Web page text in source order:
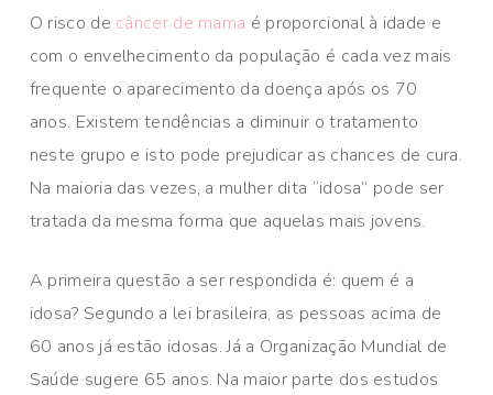
O risco de câncer de mama é proporcional à idade e
com o envelhecimento da população é cada vez mais
frequente o aparecimento da doença após os 70
anos. Existem tendências a diminuir o tratamento
neste grupo e isto pode prejudicar as chances de cura.
Na maioria das vezes, a mulher dita “idosa” pode ser
tratada da mesma forma que aquelas mais jovens.
A primeira questão a ser respondida é: quem é a
idosa? Segundo a lei brasileira, as pessoas acima de
60 anos já estão idosas. Já a Organização Mundial de
Saúde sugere 65 anos. Na maior parte dos estudos